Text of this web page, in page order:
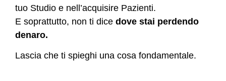
tuo Studio e nell’acquisire Pazienti.
E soprattutto, non ti dice dove stai perdendo
denaro.
Lascia che ti spieghi una cosa fondamentale.